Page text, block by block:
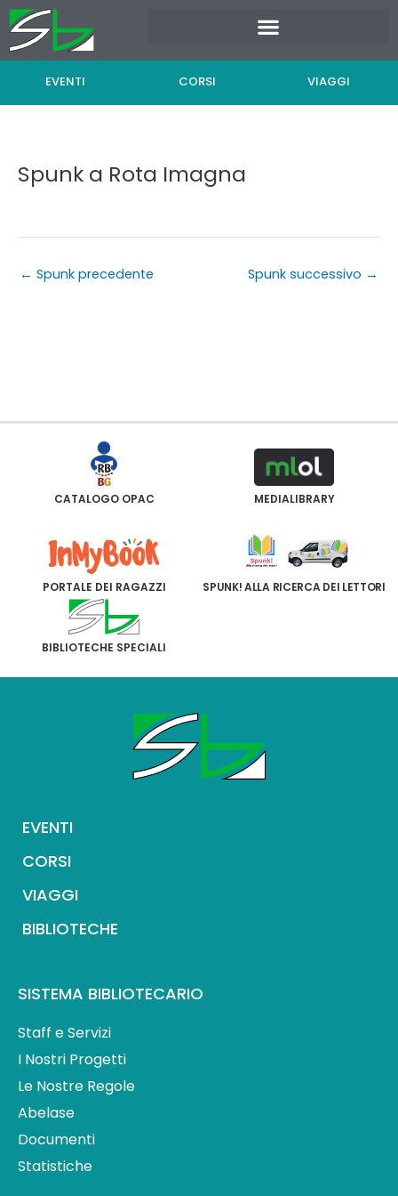
Vai
al
contenuto
EVENTI CORSI VIAGGI
Spunk a Rota Imagna
← Spunk precedente Spunk successivo →
CATALOGO OPAC MEDIALIBRARY
PORTALE DEI RAGAZZI SPUNK! ALLA RICERCA DEI LETTORI
BIBLIOTECHE SPECIALI
EVENTI
CORSI
VIAGGI
BIBLIOTECHE
SISTEMA BIBLIOTECARIO
Staff e Servizi
I Nostri Progetti
Le Nostre Regole
Abelase
Documenti
Statistiche